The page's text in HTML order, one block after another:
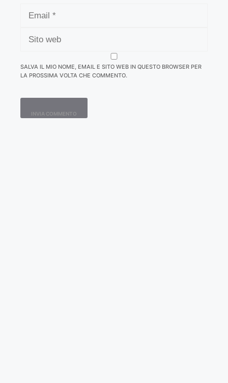
WEB
SALVA IL MIO NOME, EMAIL E SITO WEB IN QUESTO BROWSER PER
LA PROSSIMA VOLTA CHE COMMENTO.